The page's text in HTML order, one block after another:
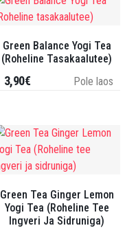
Green Balance Yogi Tea
(Roheline Tasakaalutee)
Pole laos
3,90€
Green Tea Ginger Lemon
Yogi Tea (Roheline Tee
Ingveri Ja Sidruniga)